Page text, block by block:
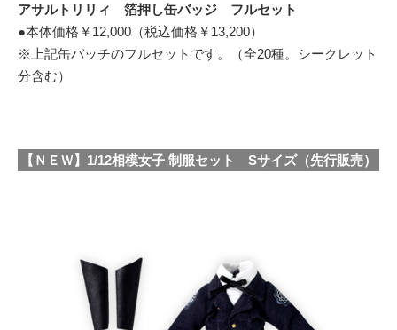
アサルトリリィ 箔押し缶バッジ フルセット
●本体価格￥12,000（税込価格￥13,200）
※上記缶バッチのフルセットです。（全20種。シークレット
分含む）
【ＮＥＷ】1/12相模女子 制服セット Sサイズ（先行販売）